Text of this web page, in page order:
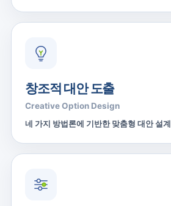
창조적 대안 도출
Creative Option Design
네 가지 방법론에 기반한 맞춤형 대안 설계